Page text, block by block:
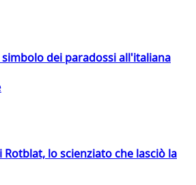
dei paradossi all'italiana
Rotblat, lo scienziato che lasciò la